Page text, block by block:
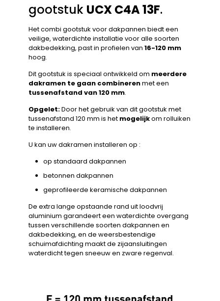
gootstuk UCX C4A 13F.
Het combi gootstuk voor dakpannen biedt een
veilige, waterdichte installatie voor alle soorten
dakbedekking, past in profielen van 16-120 mm
hoog.
Dit gootstuk is speciaal ontwikkeld om meerdere
dakramen te gaan combinerenmet een
tussenafstand van 120 mm.
Opgelet:Door het gebruik van dit gootstuk met
tussenafstand 120 mm is het mogelijkom rolluiken
te installeren.
U kan uw dakramen installeren op :
op standaard dakpannen
betonnen dakpannen
geprofileerde keramische dakpannen
De extra lange opstaande rand uit loodvrij
aluminium garandeert een waterdichte overgang
tussen verschillende soorten dakpannen en
dakbedekking, en de weersbestendige
schuimafdichting maakt de zijaansluitingen
waterdicht tegen sneeuw en zware regenval.